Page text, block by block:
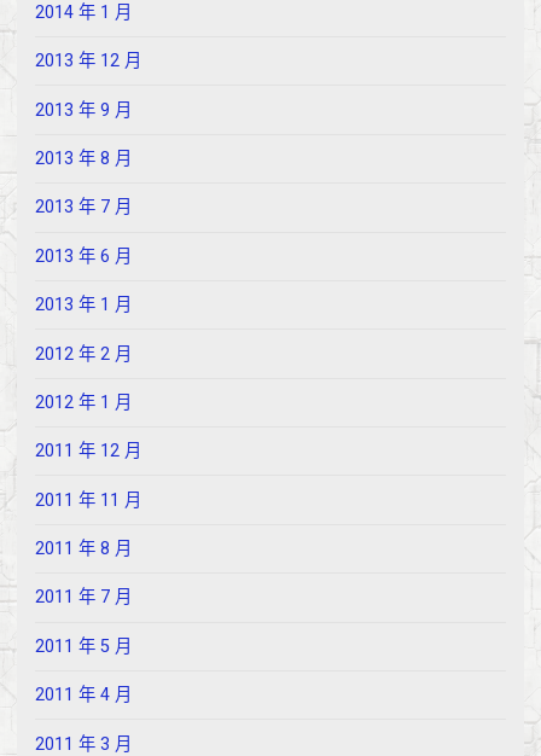
2014 年 1 月
2013 年 12 月
2013 年 9 月
2013 年 8 月
2013 年 7 月
2013 年 6 月
2013 年 1 月
2012 年 2 月
2012 年 1 月
2011 年 12 月
2011 年 11 月
2011 年 8 月
2011 年 7 月
2011 年 5 月
2011 年 4 月
2011 年 3 月